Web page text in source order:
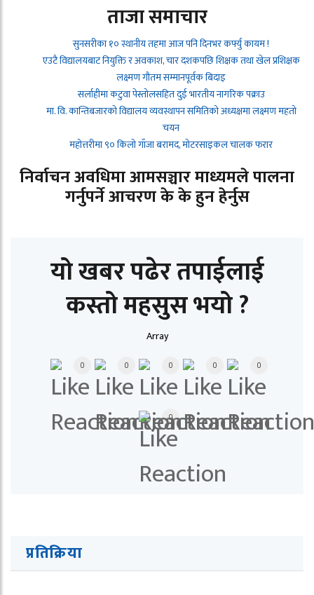
ताजा समाचार
सुनसरीका १० स्थानीय तहमा आज पनि दिनभर कर्फ्यु कायम !
एउटै विद्यालयबाट नियुक्ति र अवकाश, चार दशकपछि शिक्षक तथा खेल प्रशिक्षक
लक्ष्मण गौतम सम्मानपूर्वक बिदाइ
सर्लाहीमा कटुवा पेस्तोलसहित दुई भारतीय नागरिक पक्राउ
मा. वि. कान्तिबजारको विद्यालय व्यवस्थापन समितिको अध्यक्षमा लक्ष्मण महतो
चयन
महोत्तरीमा ९० किलो गाँजा बरामद, मोटरसाइकल चालक फरार
निर्वाचन अवधिमा आमसञ्चार माध्यमले पालना
गर्नुपर्ने आचरण के के हुन हेर्नुस
यो खबर पढेर तपाईलाई
कस्तो महसुस भयो ?
Array
0 0 0 0 0
0
प्रतिक्रिया